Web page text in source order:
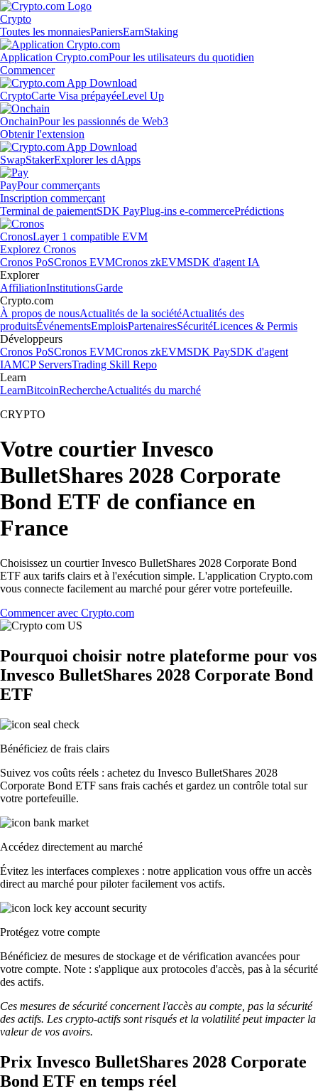
Crypto
Toutes les monnaiesPaniersEarnStaking
Application Crypto.comPour les utilisateurs du quotidien
Commencer
CryptoCarte Visa prépayéeLevel Up
OnchainPour les passionnés de Web3
Obtenir l'extension
SwapStakerExplorer les dApps
PayPour commerçants
Inscription commerçant
Terminal de paiementSDK PayPlug-ins e-commercePrédictions
CronosLayer 1 compatible EVM
Explorez Cronos
Cronos PoSCronos EVMCronos zkEVMSDK d'agent IA
Explorer
AffiliationInstitutionsGarde
Crypto.com
À propos de nousActualités de la sociétéActualités des
produitsÉvénementsEmploisPartenairesSécuritéLicences & Permis
Développeurs
Cronos PoSCronos EVMCronos zkEVMSDK PaySDK d'agent
IAMCP ServersTrading Skill Repo
Learn
LearnBitcoinRechercheActualités du marché
CRYPTO
Votre courtier Invesco
BulletShares 2028 Corporate
Bond ETF de confiance en
France
Choisissez un courtier Invesco BulletShares 2028 Corporate Bond
ETF aux tarifs clairs et à l'exécution simple. L'application Crypto.com
vous connecte facilement au marché pour gérer votre portefeuille.
Commencer avec Crypto.com
Pourquoi choisir notre plateforme pour vos
Invesco BulletShares 2028 Corporate Bond
ETF
Bénéficiez de frais clairs
Suivez vos coûts réels : achetez du Invesco BulletShares 2028
Corporate Bond ETF sans frais cachés et gardez un contrôle total sur
votre portefeuille.
Accédez directement au marché
Évitez les interfaces complexes : notre application vous offre un accès
direct au marché pour piloter facilement vos actifs.
Protégez votre compte
Bénéficiez de mesures de stockage et de vérification avancées pour
votre compte. Note : s'applique aux protocoles d'accès, pas à la sécurité
des actifs.
Ces mesures de sécurité concernent l'accès au compte, pas la sécurité
des actifs. Les crypto-actifs sont risqués et la volatilité peut impacter la
valeur de vos avoirs.
Prix Invesco BulletShares 2028 Corporate
Bond ETF en temps réel